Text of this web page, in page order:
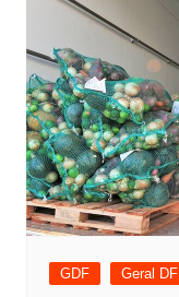
GDF Geral DF